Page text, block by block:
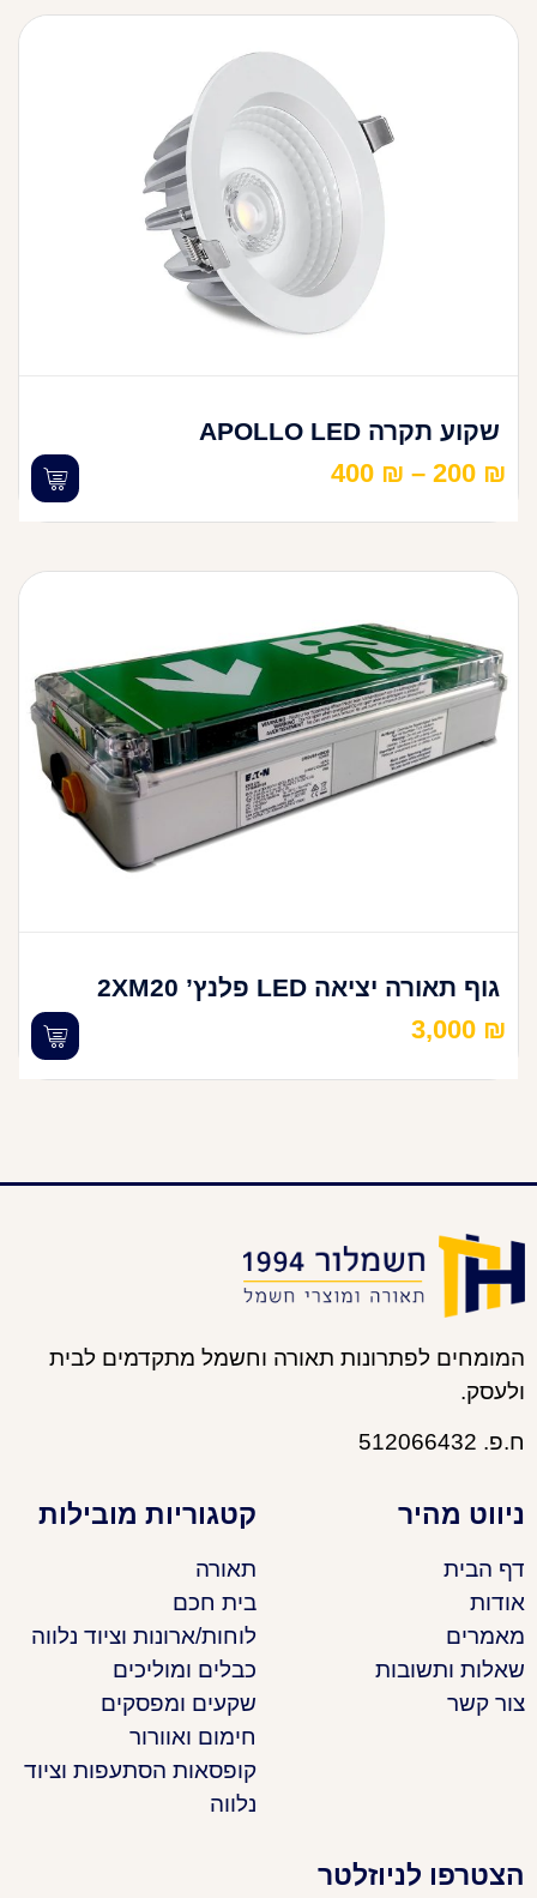
שקוע תקרה APOLLO LED
200 ₪
–
400 ₪
גוף תאורה יציאה LED פלנץ’ 2XM20
3,000 ₪
המומחים לפתרונות תאורה וחשמל מתקדמים לבית
ולעסק.
ח.פ. 512066432
ניווט מהיר
דף הבית
אודות
מאמרים
שאלות ותשובות
צור קשר
קטגוריות מובילות
תאורה
בית חכם
לוחות/ארונות וציוד נלווה
כבלים ומוליכים
שקעים ומפסקים
חימום ואוורור
קופסאות הסתעפות וציוד
נלווה
הצטרפו לניוזלטר